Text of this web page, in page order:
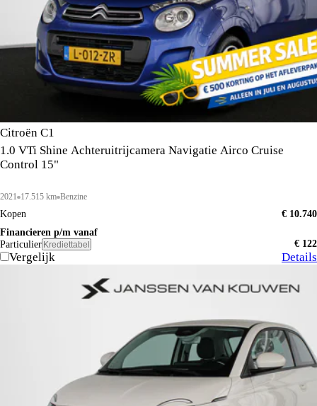
Citroën C1
1.0 VTi Shine Achteruitrijcamera Navigatie Airco Cruise
Control 15"
2021 17.515 km Benzine
Kopen
€ 10.740
Financieren p/m vanaf
Particulier Krediettabel € 122
Vergelijk Details